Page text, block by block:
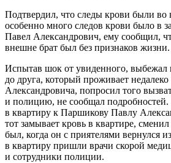
Подтвердил, что следы крови были во
особенно много следов крови было в
Павел Александрович, ему сообщил,
внешне брат был без признаков жизни.
Испытав шок от увиденного, выбежал
до друга, который проживает
Александровича, попросил того
и полицию, не сообщал подробностей.
в квартиру к Паршикову Павлу
тот замывает кровь в квартире,
был, когда он с приятелями вернулся
в квартиру пришли врачи скорой
и сотрудники полиции.